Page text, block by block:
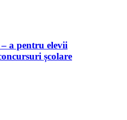
a pentru elevii
școlare